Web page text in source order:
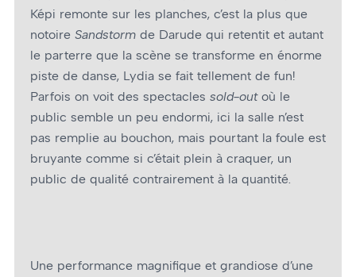
Képi remonte sur les planches, c’est la plus que
notoire Sandstorm de Darude qui retentit et autant
le parterre que la scène se transforme en énorme
piste de danse, Lydia se fait tellement de fun!
Parfois on voit des spectacles sold-outoù le
public semble un peu endormi, ici la salle n’est
pas remplie au bouchon, mais pourtant la foule est
bruyante comme si c’était plein à craquer, un
public de qualité contrairement à la quantité.
Une performance magnifique et grandiose d’une